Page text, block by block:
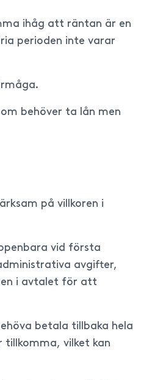
ihåg att räntan är en
perioden inte varar
behöver ta lån men
på villkoren i
vid första
avgifter,
i avtalet för att
betala tillbaka hela
tillkomma, vilket kan